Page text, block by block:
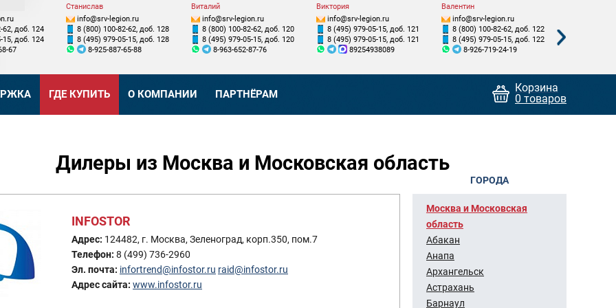
62, доб. 124
15, доб. 124
67
Станислав
info@srv-legion.ru
8 (800) 100-82-62, доб. 128
8 (495) 979-05-15, доб. 128
8-925-887-65-88
Виталий
info@srv-legion.ru
8 (800) 100-82-62, доб. 120
8 (495) 979-05-15, доб. 120
8-963-652-87-76
Виктория
info@srv-legion.ru
8 (495) 979-05-15, доб. 121
8 (495) 979-05-15, доб. 121
89254938089
Валентин
info@srv-legion.ru
8 (800) 100-82-62, доб. 122
8 (495) 979-05-15, доб. 122
8-926-719-24-19
ГДЕ КУПИТЬ О КОМПАНИИ ПАРТНЁРАМ
Корзина
0 товаров
Дилеры из Москва и Московская область
INFOSTOR
Адрес: 124482, г. Москва, Зеленоград, корп.350, пом.7
Телефон: 8 (499) 736-2960
Эл. почта: infortrend@infostor.ru raid@infostor.ru
Адрес сайта: www.infostor.ru
ГОРОДА
Москва и Московская
область
Абакан
Анапа
Архангельск
Астрахань
Барнаул